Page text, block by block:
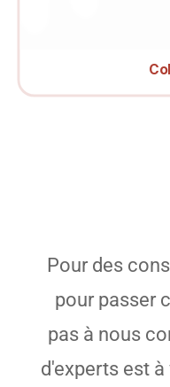
Pour des
pour passer
pas à nous
d'experts est